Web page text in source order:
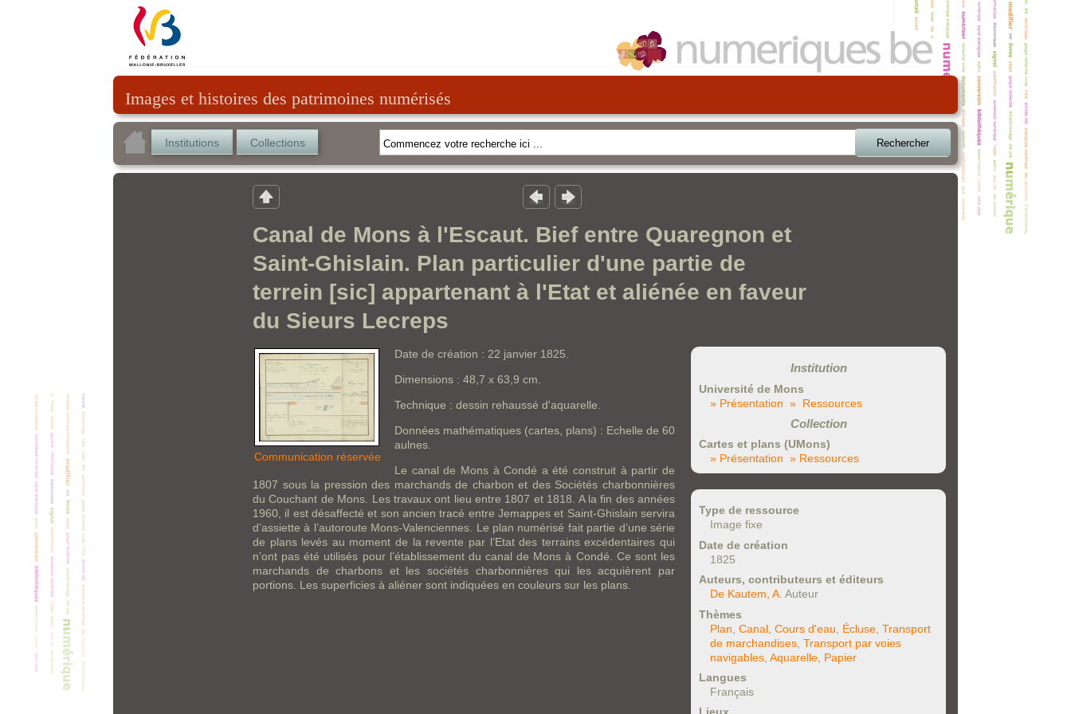
Images et histoires des patrimoines numérisés
Institutions Collections Rechercher
Canal de Mons à l'Escaut. Bief entre Quaregnon et
Saint-Ghislain. Plan particulier d'une partie de
terrein [sic] appartenant à l'Etat et aliénée en faveur
du Sieurs Lecreps
Communication réservée
Date de création : 22 janvier 1825.
Dimensions : 48,7 x 63,9 cm.
Technique : dessin rehaussé d'aquarelle.
Données mathématiques (cartes, plans) : Echelle de 60
aulnes.
Le canal de Mons à Condé a été construit à partir de
1807 sous la pression des marchands de charbon et des Sociétés charbonnières
du Couchant de Mons. Les travaux ont lieu entre 1807 et 1818. A la fin des années
1960, il est désaffecté et son ancien tracé entre Jemappes et Saint-Ghislain servira
d’assiette à l’autoroute Mons-Valenciennes. Le plan numérisé fait partie d’une série
de plans levés au moment de la revente par l’Etat des terrains excédentaires qui
n’ont pas été utilisés pour l’établissement du canal de Mons à Condé. Ce sont les
marchands de charbons et les sociétés charbonnières qui les acquièrent par
portions. Les superficies à aliéner sont indiquées en couleurs sur les plans.
Institution
Université de Mons
» Présentation » Ressources
Collection
Cartes et plans (UMons)
» Présentation » Ressources
Type de ressource
Image fixe
Date de création
1825
Auteurs, contributeurs et éditeurs
De Kautem, A. Auteur
Thèmes
Plan Canal Cours d'eau Écluse Transport
de marchandises Transport par voies
navigables Aquarelle Papier
Langues
Français